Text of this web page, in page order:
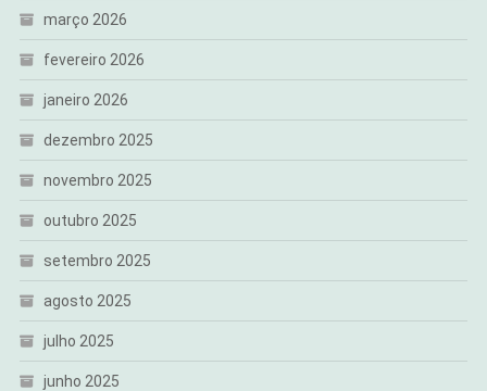
março 2026
fevereiro 2026
janeiro 2026
dezembro 2025
novembro 2025
outubro 2025
setembro 2025
agosto 2025
julho 2025
junho 2025